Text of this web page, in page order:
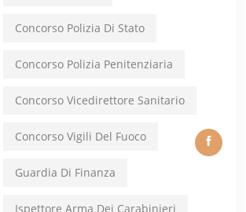
Concorso Polizia Di Stato
Concorso Polizia Penitenziaria
Concorso Vicedirettore Sanitario
Concorso Vigili Del Fuoco
Guardia Di Finanza
Ispettore Arma Dei Carabinieri